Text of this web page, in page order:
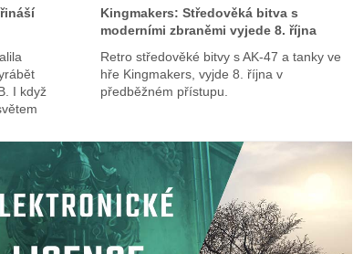
I když
Kingmakers: Středověká bitva s
moderními zbraněmi vyjede 8. října
Retro středověké bitvy s AK-47 a tanky ve
hře Kingmakers, vyjde 8. října v
předběžném přístupu.